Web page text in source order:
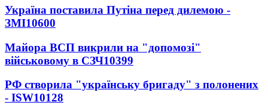
Україна поставила Путіна перед дилемою -
ЗМІ10600
Майора ВСП викрили на "допомозі"
військовому в СЗЧ10399
РФ створила "українську бригаду" з полонених
- ISW10128